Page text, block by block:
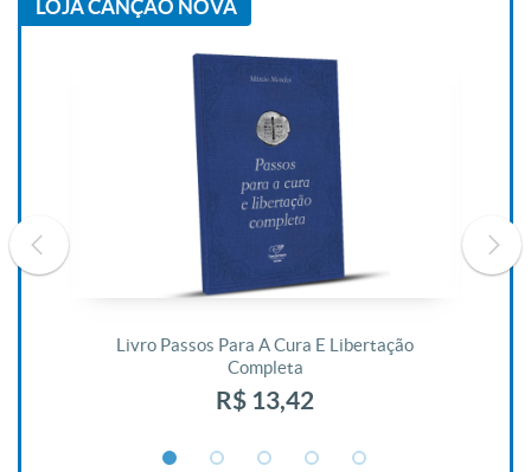
LOJA CANÇÃO NOVA
Livro Passos Para A Cura E Libertação
Completa
R$ 13,42